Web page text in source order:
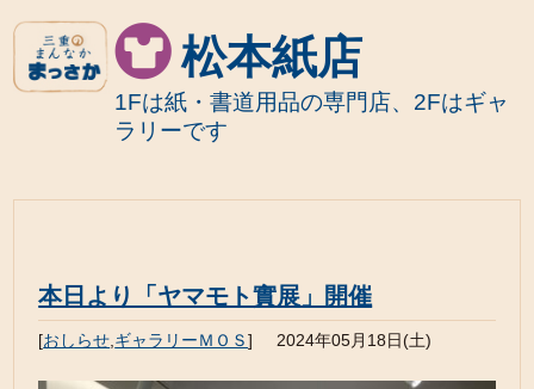
松本紙店
1Fは紙・書道用品の専門店、2Fはギャ
ラリーです
本日より「ヤマモト實展」開催
[おしらせ ギャラリーＭＯＳ] 2024年05月18日(土)